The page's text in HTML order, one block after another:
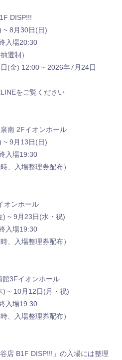
DISP!!!
~ 8月30日(日)
入場20:30
選制）
(金) 12:00 ~ 2026年7月24日
をご覧ください
南 2Fイオンホール
~ 9月13日(日)
入場19:30
、入場整理券配布）
オンホール
) ~ 9月23日(水・祝)
入場19:30
、入場整理券配布）
館3Fイオンホール
) ~ 10月12日(月・祝)
入場19:30
、入場整理券配布）
店 B1F DISP!!!」の入場には整理